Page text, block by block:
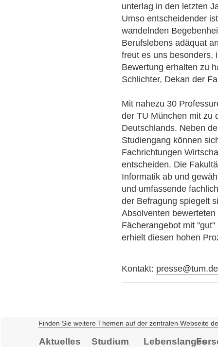
unterlag in den letzten
Umso entscheidender
wandelnden
Berufslebens adäquat
freut es uns besonders,
Bewertung erhalten zu
Schlichter, Dekan der
Mit nahezu 30
der TU München mit zu
Deutschlands. Neben
Studiengang können
Fachrichtungen
entscheiden. Die
Informatik ab und
und umfassende
der Befragung spiegelt
Absolventen
Fächerangebot mit
erhielt diesen hohen
Kontakt: presse@tum.de
Finden Sie weitere Themen auf der zentralen Webseite
Aktuelles Studium
Lebenslanges